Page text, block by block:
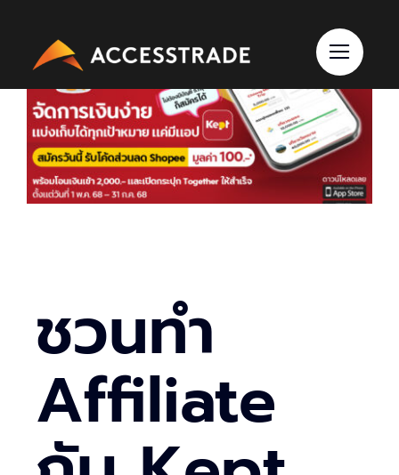
content
ชวนทำ
Affiliate